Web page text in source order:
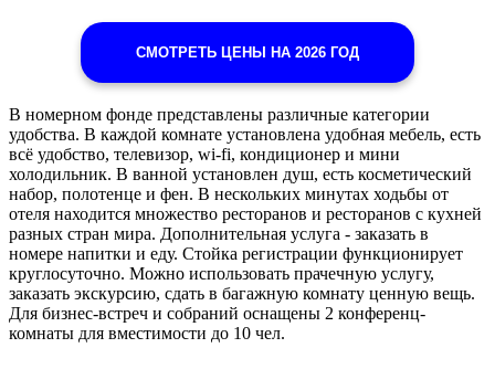
СМОТРЕТЬ ЦЕНЫ НА 2026 ГОД
В номерном фонде представлены различные категории
удобства. В каждой комнате установлена удобная мебель, есть
всё удобство, телевизор, wi-fi, кондиционер и мини
холодильник. В ванной установлен душ, есть косметический
набор, полотенце и фен. В нескольких минутах ходьбы от
отеля находится множество ресторанов и ресторанов с кухней
разных стран мира. Дополнительная услуга - заказать в
номере напитки и еду. Стойка регистрации функционирует
круглосуточно. Можно использовать прачечную услугу,
заказать экскурсию, сдать в багажную комнату ценную вещь.
Для бизнес-встреч и собраний оснащены 2 конференц-
комнаты для вместимости до 10 чел.